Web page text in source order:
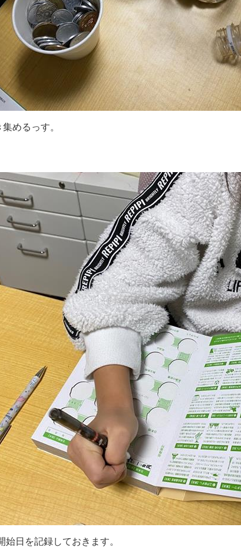
めるっす。
始日を記録しておきます。